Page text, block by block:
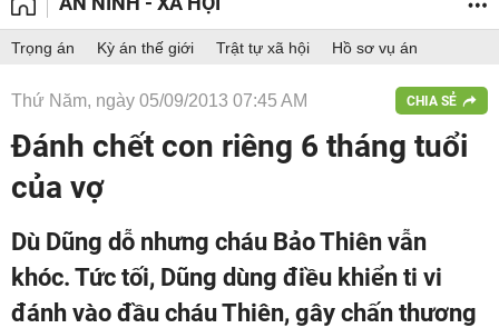
Trọng án Kỳ án thế giới Trật tự xã hội Hồ sơ vụ án
Thứ Năm, ngày 05/09/2013 07:45 AM CHIA SẺ
Đánh chết con riêng 6 tháng tuổi
của vợ
Dù Dũng dỗ nhưng cháu Bảo Thiên vẫn
khóc. Tức tối, Dũng dùng điều khiển ti vi
đánh vào đầu cháu Thiên, gây chấn thương